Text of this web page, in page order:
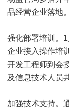
品经营企业落地。
强化部署培训。
企业接入操作培
开发工程师到会
及信息技术人员
加强技术支持。